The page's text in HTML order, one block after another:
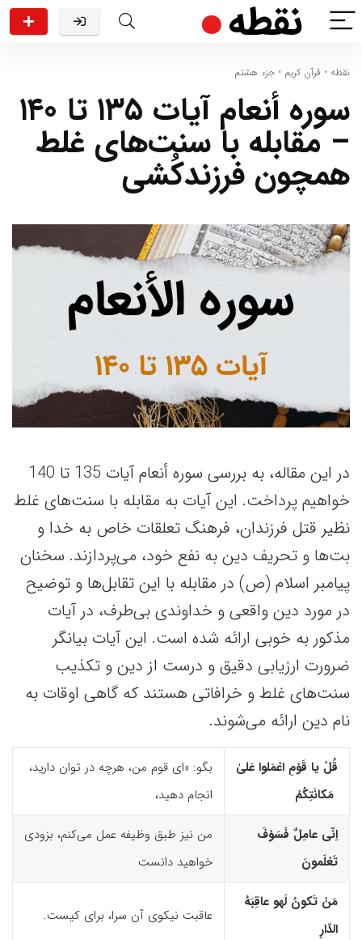
نقطه • قرآن کریم • جزء هشتم
سوره أنعام آیات ۱۳۵ تا ۱۴۰
– مقابله با سنت‌های غلط
همچون فرزندکُشی
در این مقاله، به بررسی سوره أنعام آیات 135 تا 140
خواهیم پرداخت. این آیات به مقابله با سنت‌های غلط
نظیر قتل فرزندان، فرهنگ تعلقات خاص به خدا و
بت‌ها و تحریف دین به نفع خود، می‌پردازند. سخنان
پیامبر اسلام (ص) در مقابله با این تقابل‌ها و توضیح
در مورد دین واقعی و خداوندی بی‌طرف، در آیات
مذکور به خوبی ارائه شده است. این آیات بیانگر
ضرورت ارزیابی دقیق و درست از دین و تکذیب
سنت‌های غلط و خرافاتی هستند که گاهی اوقات به
نام دین ارائه می‌شوند.
قُلْ یا قَوْمِ اعْمَلوا عَلیٰ
مَکانَتِکُمْ
بگو: «ای قوم من، هرچه در توان دارید،
انجام دهید،
اِنّى عامِلٌ فَسَوْفَ
تَعْلَمونَ
من نیز طبق وظیفه عمل می‌کنم، بزودی
خواهید دانست
مَنْ تَکونُ لَهو عاقِبَهُ
الدّارِ
عاقبت نیکوی آن سرا، برای کیست.